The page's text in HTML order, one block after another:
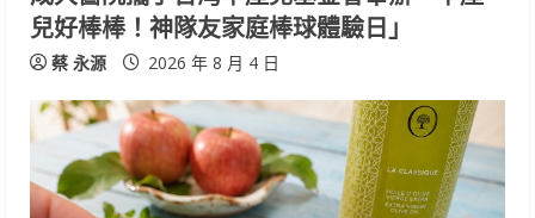
兒好棒棒！神隊友家庭棒球體驗日」
蔡 永源 2026 年 8 月 4 日